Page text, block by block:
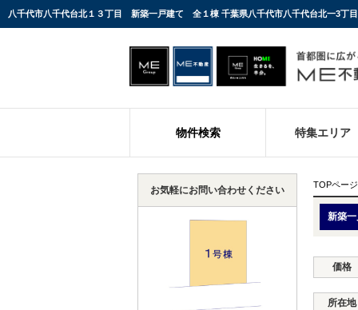
物件検索 特集エリア
TOPページ
新築
価格
所在地
お気軽にお問い合わせください